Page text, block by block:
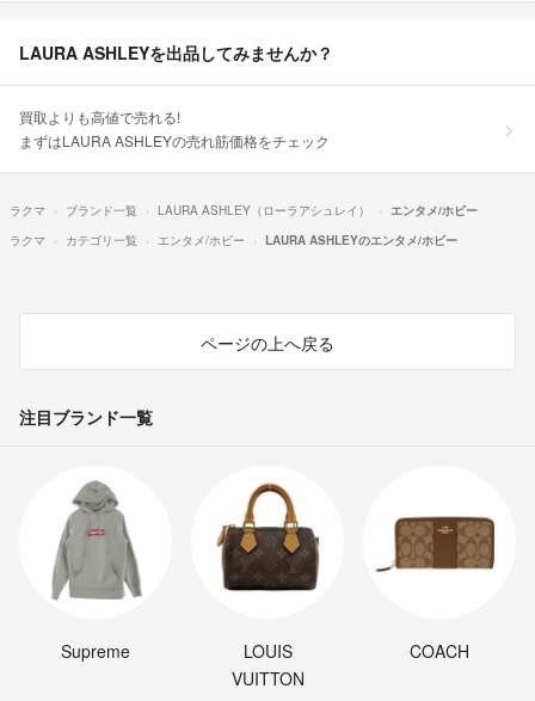
LAURA ASHLEYを出品してみませんか？
買取よりも高値で売れる!
まずはLAURA ASHLEYの売れ筋価格をチェック
ラクマ ブランド一覧 LAURA ASHLEY（ローラアシュレイ）
エンタメ/ホビー
ラクマ
カテゴリ一覧 エンタメ/ホビー LAURA ASHLEYのエンタメ/ホビー
ページの上へ戻る
注目ブランド一覧
Supreme
LOUIS
VUITTON
COACH